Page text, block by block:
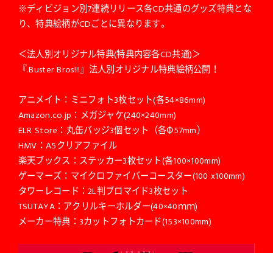
※ディビジョン別7連続リリース各CD共通のグッズ特典とな
り、特典絵柄がCDごとに異なります。
＜法人別オリジナル特典(特典内容各CD共通)＞
『.Buster Bros!!!』法人別オリジナル特典絵柄公開！
アニメイト：ミニフォト3枚セット(各54×86mm)
Amazon.co.jp：メガジャケ(240×240mm)
ELR Store：丸缶バッジ3個セット（各Φ57mm）
HMV：A5クリアファイル
楽天ブックス：ステッカー3枚セット(各100×100mm)
ゲーマーズ：マイクロファイバーコースター(100 x100mm)
タワーレコード：2L判ブロマイド3枚セット
TSUTAYA：アクリルキーホルダー(40×40ｍｍ)
メーカー特典：3カットフォトカード(153×100mm)